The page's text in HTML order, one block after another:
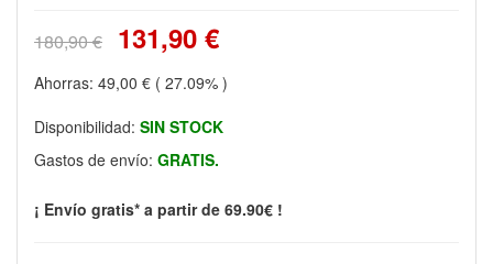
180,90 € 131,90 €
Ahorras: 49,00 € ( 27.09% )
Disponibilidad: SIN STOCK
Gastos de envío: GRATIS.
¡ Envío gratis* a partir de 69.90€ !